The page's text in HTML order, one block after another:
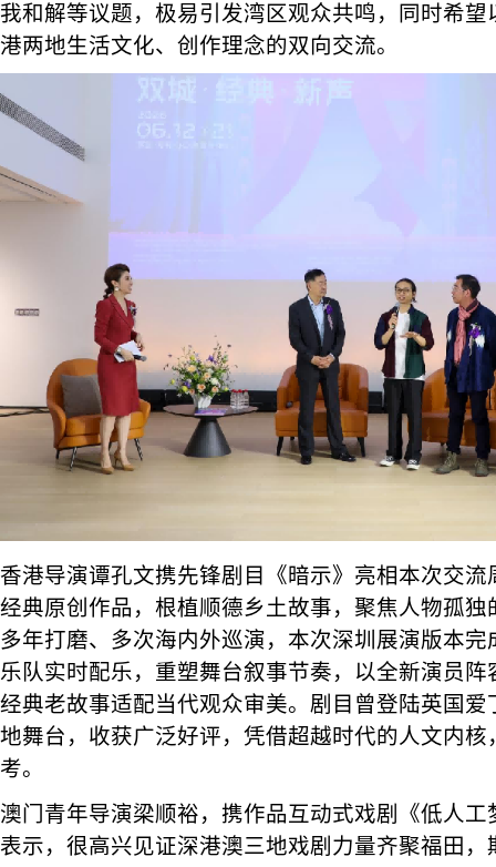
我和解等议题，极易引发湾区观众共鸣，同时希
港两地生活文化、创作理念的双向交流。
香港导演谭孔文携先锋剧目《暗示》亮相本次交
经典原创作品，根植顺德乡土故事，聚焦人物孤
多年打磨、多次海内外巡演，本次深圳展演版本
乐队实时配乐，重塑舞台叙事节奏，以全新演员
经典老故事适配当代观众审美。剧目曾登陆英国
地舞台，收获广泛好评，凭借超越时代的人文内
考。
澳门青年导演梁顺裕，携作品互动式戏剧《低人
表示，很高兴见证深港澳三地戏剧力量齐聚福田